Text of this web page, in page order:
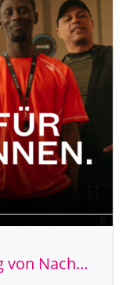
Praxisvideos zur Ausbildung von Nachwuchsspielerinnen und -spielern